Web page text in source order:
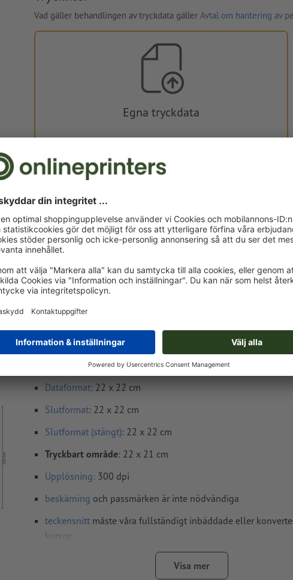
Vad gäller behandlingen av tryckdata gäller Avtal om hantering av
Egna tryckdata
exkl. moms
Levereras cirka:
ons, aug. 19. - fre, aug. 21.
Vikt: ca.2,79 kg
Tryckdataanvisningar Kuvert, A4-kvadrat
Dataformat: 22 x 22 cm
Slutformat: 22 x 22 cm
Slutformat (stängt): 22 x 22 cm
Tryckbart område: 22 x 21 cm
Upplösning: 300 dpi
beskärning och passmärken är inte nödvändiga
teckensnitt måste våra fullständigt inbäddade eller
kurvor
CMYK, FOGRA52 (PSO Uncoated v3 FOGRA52) för
Visa mer